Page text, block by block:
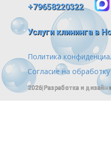
+79658220322
Услуги клининга в
Политика
Согласие на
2026|Разработка и дизайн